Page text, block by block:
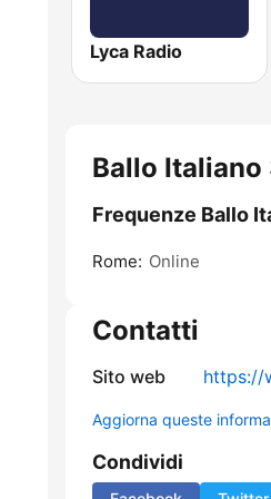
Lyca Radio
Ballo Italiano
Frequenze Ballo
Rome: Online
Contatti
Sito web https://
Aggiorna queste
Condividi